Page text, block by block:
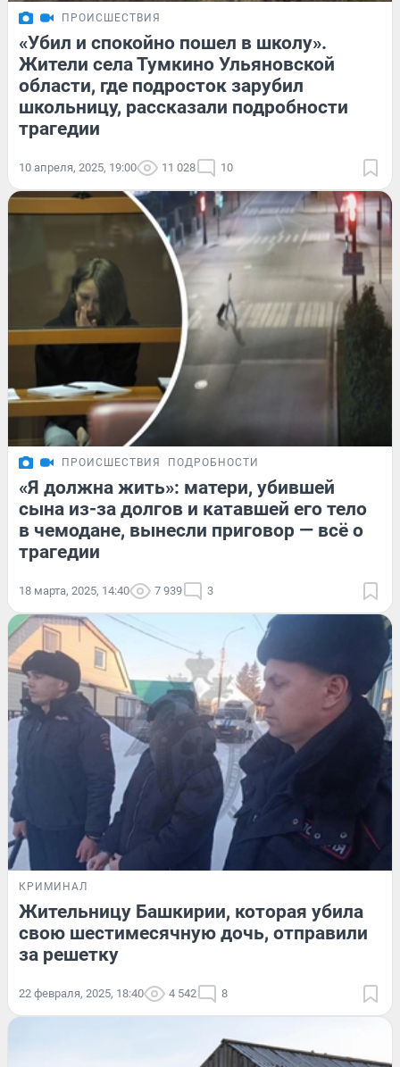
ПРОИСШЕСТВИЯ
«Убил и спокойно пошел в школу».
Жители села Тумкино Ульяновской
области, где подросток зарубил
школьницу, рассказали подробности
трагедии
10 апреля, 2025, 19:00 11 028 10
ПРОИСШЕСТВИЯ ПОДРОБНОСТИ
«Я должна жить»: матери, убившей
сына из-за долгов и катавшей его тело
в чемодане, вынесли приговор — всё о
трагедии
18 марта, 2025, 14:40 7 939 3
КРИМИНАЛ
Жительницу Башкирии, которая убила
свою шестимесячную дочь, отправили
за решетку
22 февраля, 2025, 18:40 4 542 8